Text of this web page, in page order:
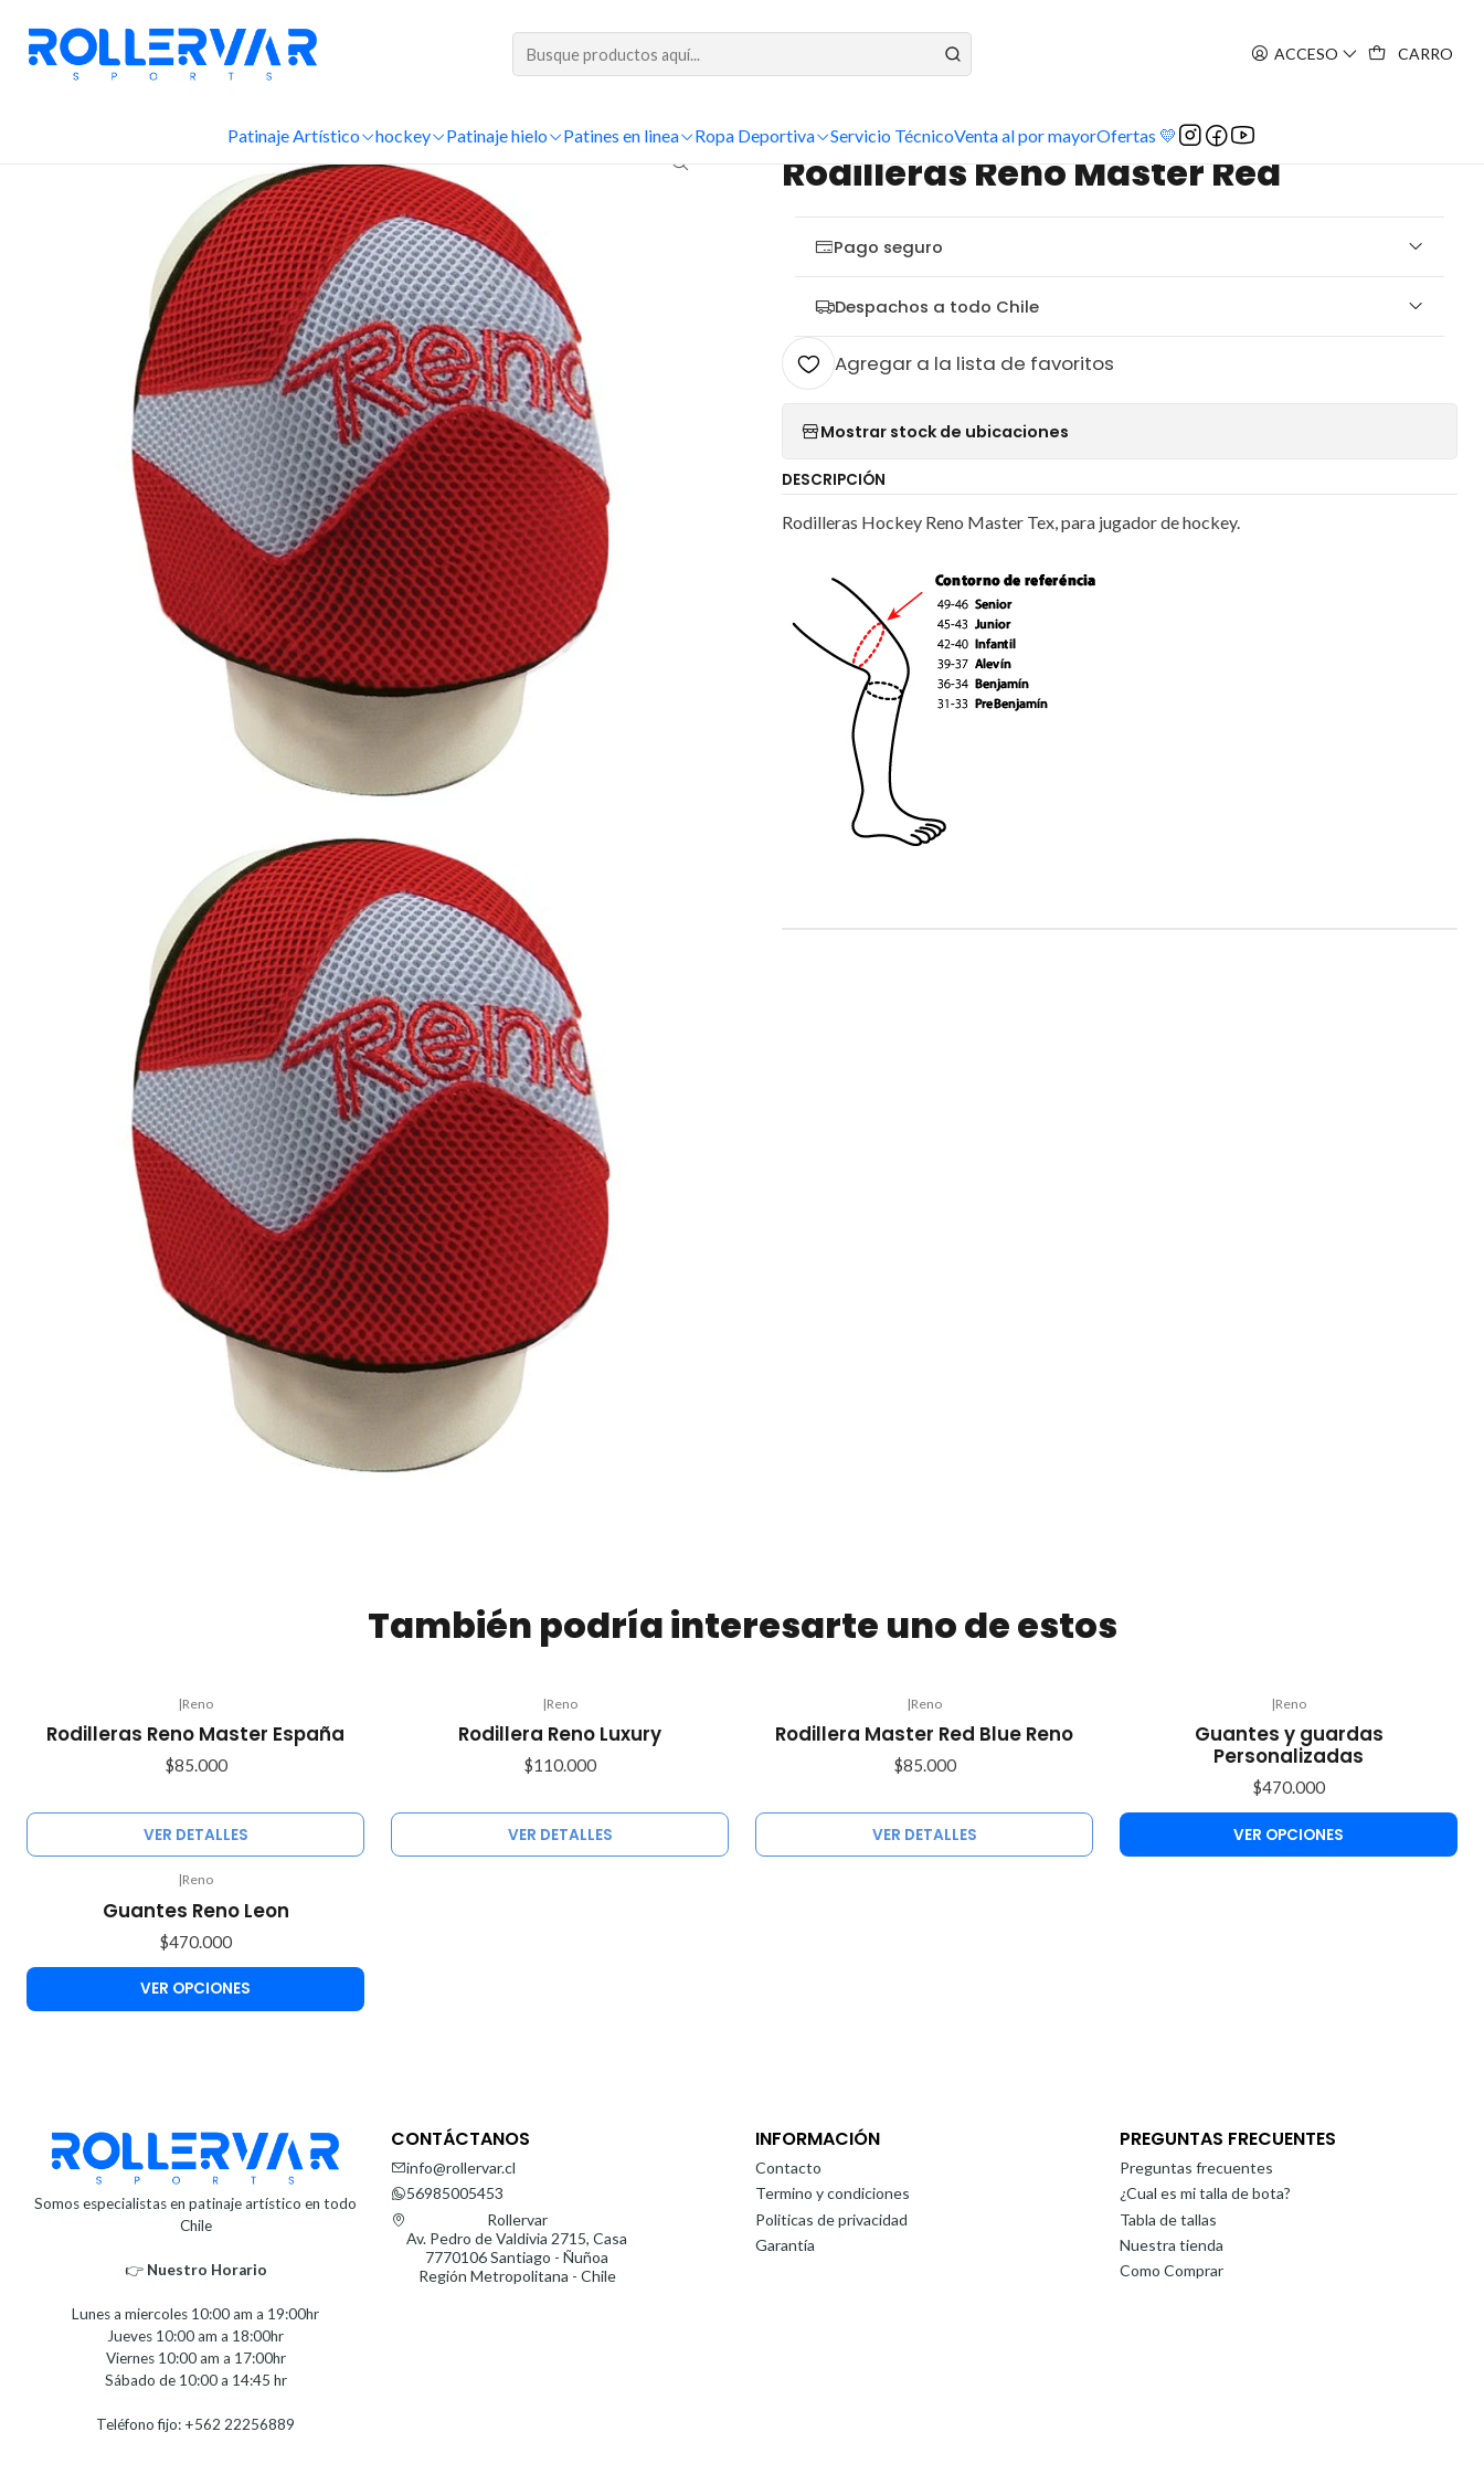
ACCESO CARRO
Patinaje Artístico hockey Patinaje hielo Patines en linea Ropa Deportiva Servicio TécnicoVenta al por mayorOfertas 💛
Inicio Rodilleras Reno Master Red
|
Rodilleras Reno Master Red
Pago seguro
Despachos a todo Chile
Agregar a la lista de favoritos
Mostrar stock de ubicaciones
DESCRIPCIÓN
Rodilleras Hockey Reno Master Tex, para jugador de hockey.
También podría interesarte uno de estos
|Reno
Rodilleras Reno Master España
$85.000
VER DETALLES
|Reno
Rodillera Reno Luxury
$110.000
VER DETALLES
|Reno
Rodillera Master Red Blue Reno
$85.000
VER DETALLES
|Reno
Guantes y guardas
Personalizadas
$470.000
VER OPCIONES
|Reno
Guantes Reno Leon
$470.000
VER OPCIONES
Somos especialistas en patinaje artístico en todo
Chile
👉 Nuestro Horario⁣⁣
Lunes a miercoles 10:00 am a 19:00hr
Jueves 10:00 am a 18:00hr
Viernes 10:00 am a 17:00hr
Sábado de 10:00 a 14:45 hr
Teléfono fijo: +562 22256889
CONTÁCTANOS
info@rollervar.cl
56985005453
Rollervar
Av. Pedro de Valdivia 2715, Casa
7770106 Santiago - Ñuñoa
Región Metropolitana - Chile
INFORMACIÓN
Contacto
Termino y condiciones
Politicas de privacidad
Garantía
PREGUNTAS FRECUENTES
Preguntas frecuentes
¿Cual es mi talla de bota?
Tabla de tallas
Nuestra tienda
Como Comprar